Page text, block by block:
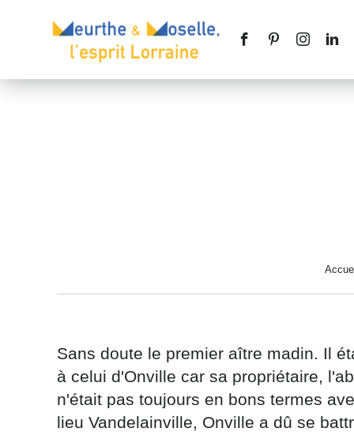
Sans doute le premier aître madin. Il
à celui d'Onville car sa propriétaire,
n'était pas toujours en bons termes
lieu Vandelainville, Onville a dû se
Téléphone